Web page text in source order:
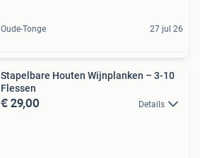
Oude-Tonge 27 jul 26
Stapelbare Houten Wijnplanken – 3-10
Flessen
€ 29,00 Details